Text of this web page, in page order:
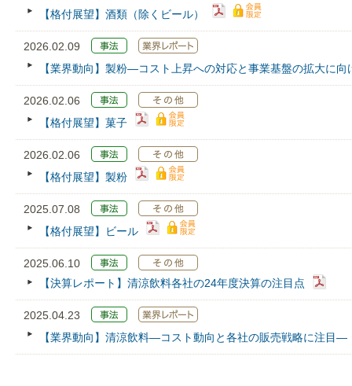
【格付展望】酒類（除くビール）
2026.02.09
【業界動向】製粉―コスト上昇への対応と事業基盤の拡大に
2026.02.06
【格付展望】菓子
2026.02.06
【格付展望】製粉
2025.07.08
【格付展望】ビール
2025.06.10
【決算レポート】清涼飲料各社の24年度決算の注目点
2025.04.23
【業界動向】清涼飲料―コスト動向と各社の販売戦略に注目―